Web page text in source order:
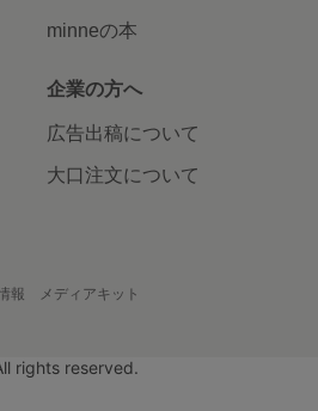
minneの本
企業の方へ
広告出稿について
大口注文について
報 メディアキット
rights reserved.